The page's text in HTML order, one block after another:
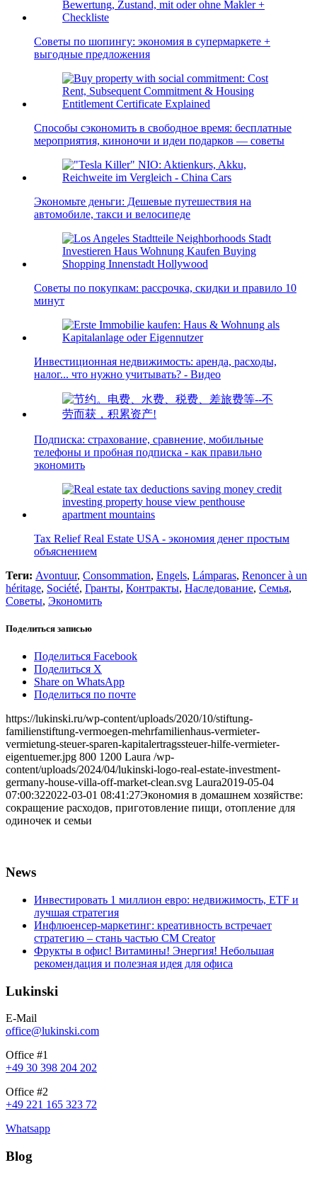
Советы по шопингу: экономия в супермаркете +
выгодные предложения
Способы сэкономить в свободное время: бесплатные
мероприятия, киноночи и идеи подарков — советы
Экономьте деньги: Дешевые путешествия на
автомобиле, такси и велосипеде
Советы по покупкам: рассрочка, скидки и правило 10
минут
Инвестиционная недвижимость: аренда, расходы,
налог... что нужно учитывать? - Видео
Подписка: страхование, сравнение, мобильные
телефоны и пробная подписка - как правильно
экономить
Tax Relief Real Estate USA - экономия денег простым
объяснением
Теги: Avontuur, Consommation, Engels, Lámparas, Renoncer à un
héritage, Société, Гранты, Контракты, Наследование, Семья,
Советы, Экономить
Поделиться записью
Поделиться Facebook
Поделиться X
Share on WhatsApp
Поделиться по почте
https://lukinski.ru/wp-content/uploads/2020/10/stiftung-
familienstiftung-vermoegen-mehrfamilienhaus-vermieter-
vermietung-steuer-sparen-kapitalertragssteuer-hilfe-vermieter-
eigentuemer.jpg 800 1200 Laura /wp-
content/uploads/2024/04/lukinski-logo-real-estate-investment-
germany-house-villa-off-market-clean.svg Laura2019-05-04
07:00:322022-03-01 08:41:27Экономия в домашнем хозяйстве:
сокращение расходов, приготовление пищи, отопление для
одиночек и семьи
News
Инвестировать 1 миллион евро: недвижимость, ETF и
лучшая стратегия
Инфлюенсер-маркетинг: креативность встречает
стратегию – стань частью CM Creator
Фрукты в офис! Витамины! Энергия! Небольшая
рекомендация и полезная идея для офиса
Lukinski
E-Mail
office@lukinski.com
Office #1
+49 30 398 204 202
Office #2
+49 221 165 323 72
Whatsapp
Blog